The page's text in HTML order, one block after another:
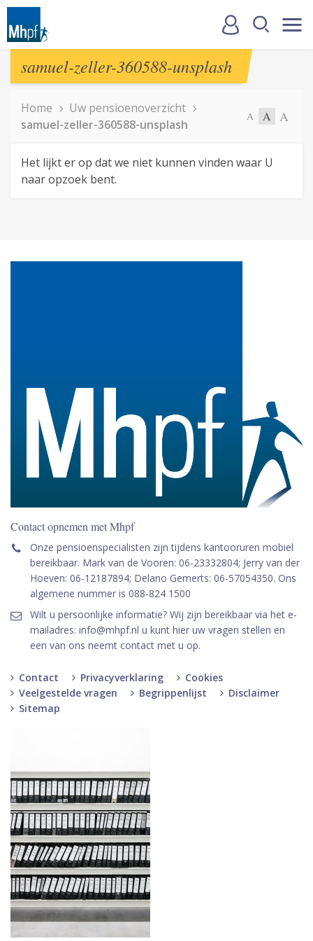
samuel-zeller-360588-unsplash
Home
Uw pensioenoverzicht
samuel-zeller-360588-unsplash
A A A
Het lijkt er op dat we niet kunnen vinden waar U
naar opzoek bent.
Contact opnemen met Mhpf
Onze pensioenspecialisten zijn tijdens kantooruren mobiel
bereikbaar. Mark van de Vooren: 06-23332804; Jerry van der
Hoeven: 06-12187894; Delano Gemerts: 06-57054350. Ons
algemene nummer is 088-824 1500
Wilt u persoonlijke informatie? Wij zijn bereikbaar via het e-
mailadres: info@mhpf.nl u kunt hier uw vragen stellen en
een van ons neemt contact met u op.
Contact Privacyverklaring
Cookies
Veelgestelde vragen
Begrippenlijst
Disclaimer
Sitemap